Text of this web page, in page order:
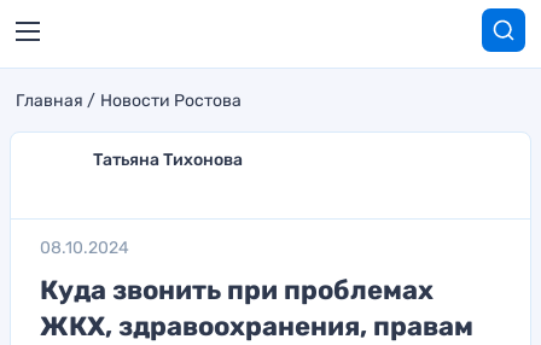
Главная Новости Ростова
Татьяна Тихонова
08.10.2024
Куда звонить при проблемах
ЖКХ, здравоохранения, правам